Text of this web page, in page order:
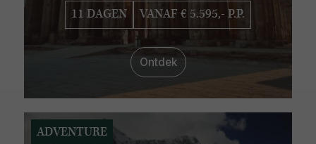
11 DAGEN VANAF € 5.595,- P.P.
Ontdek
ADVENTURE